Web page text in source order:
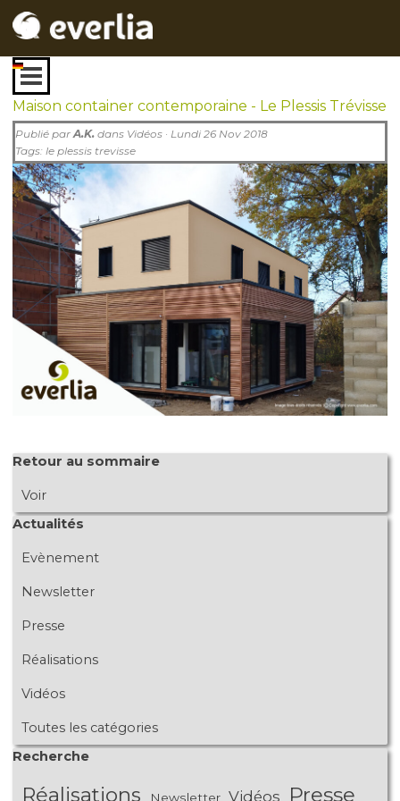
Sauter le menu
Maison container contemporaine - Le Plessis Trévisse
Publié parA.K. dans Vidéos · Lundi 26 Nov 2018
Tags: le plessis trevisse
Sauter le bloc Retour au sommaire
Retour au sommaire
Voir
Sauter le bloc Actualités
Actualités
Evènement
Newsletter
Presse
Réalisations
Vidéos
Toutes les catégories
Sauter le bloc Recherche
Recherche
Réalisations Newsletter Vidéos Presse